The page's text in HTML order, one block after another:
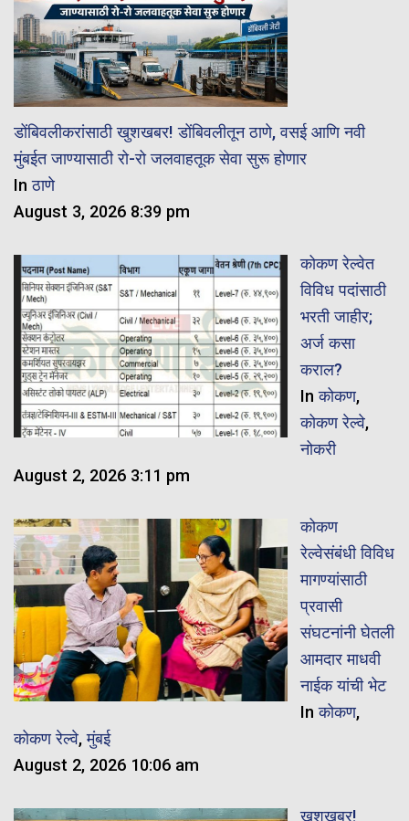
डोंबिवलीकरांसाठी खुशखबर! डोंबिवलीतून ठाणे, वसई आणि नवी
मुंबईत जाण्यासाठी रो-रो जलवाहतूक सेवा सुरू होणार
Inठाणे
August 3, 2026 8:39 pm
कोकण रेल्वेत
विविध पदांसाठी
भरती जाहीर;
अर्ज कसा
कराल?
Inकोकण,
कोकण रेल्वे,
नोकरी
August 2, 2026 3:11 pm
कोकण
रेल्वेसंबंधी विविध
मागण्यांसाठी
प्रवासी
संघटनांनी घेतली
आमदार माधवी
नाईक यांची भेट
Inकोकण,
कोकण रेल्वे,मुंबई
August 2, 2026 10:06 am
खुशखबर!